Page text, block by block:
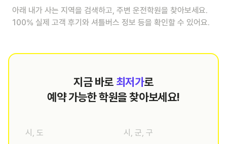
아래 내가 사는 지역을 검색하고, 주변 운전학원을 찾아보세요.
100% 실제 고객 후기와 셔틀버스 정보 등을 확인할 수 있어요.
지금 바로 최저가로
예약 가능한 학원을 찾아보세요!